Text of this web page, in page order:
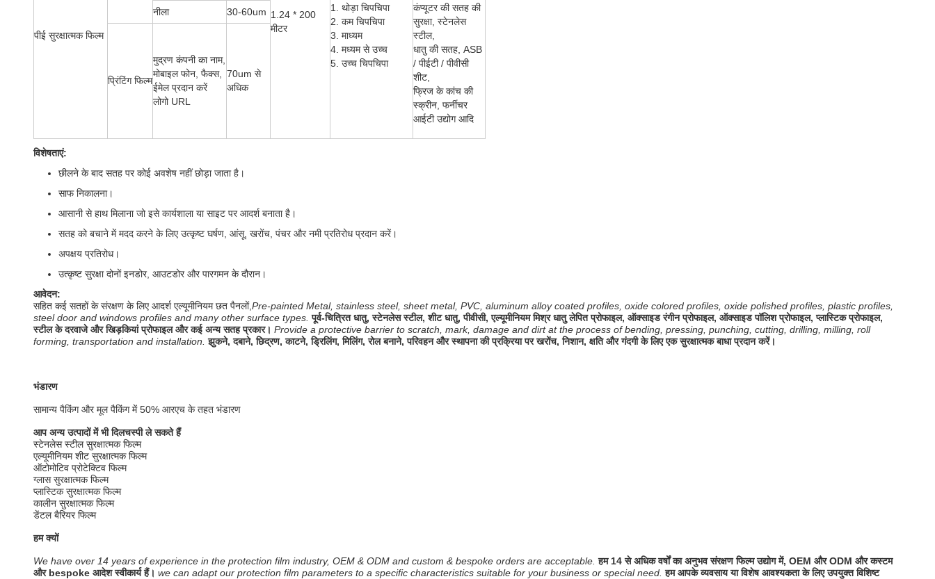
पीई सुरक्षात्मक फिल्म
1.24 * 200
मीटर
1. थोड़ा चिपचिपा
2. कम चिपचिपा
3. माध्यम
4. मध्यम से उच्च
5. उच्च चिपचिपा
कंप्यूटर की सतह की
सुरक्षा, स्टेनलेस
स्टील,
धातु की सतह, ASB
/ पीईटी / पीवीसी
शीट,
फ्रिज के कांच की
स्क्रीन, फर्नीचर
आईटी उद्योग आदि
नीला
30-60um
प्रिंटिंग फिल्म
मुद्रण कंपनी का नाम,
मोबाइल फोन, फैक्स,
ईमेल प्रदान करें
लोगो URL
70um से
अधिक
विशेषताएं:
छीलने के बाद सतह पर कोई अवशेष नहीं छोड़ा जाता है।
साफ निकालना।
आसानी से हाथ मिलाना जो इसे कार्यशाला या साइट पर आदर्श बनाता है।
सतह को बचाने में मदद करने के लिए उत्कृष्ट घर्षण, आंसू, खरोंच, पंचर और नमी प्रतिरोध प्रदान करें।
अपक्षय प्रतिरोध।
उत्कृष्ट सुरक्षा दोनों इनडोर, आउटडोर और पारगमन के दौरान।
आवेदन:
सहित कई सतहों के संरक्षण के लिए आदर्श एल्यूमीनियम छत पैनलों,Pre-painted Metal, stainless steel, sheet metal, PVC, aluminum alloy coated profiles, oxide colored profiles, oxide polished profiles, plastic profiles,
steel door and windows profiles and many other surface types. पूर्व-चित्रित धातु, स्टेनलेस स्टील, शीट धातु, पीवीसी, एल्यूमीनियम मिश्र धातु लेपित प्रोफाइल, ऑक्साइड रंगीन प्रोफाइल, ऑक्साइड पॉलिश प्रोफाइल, प्लास्टिक प्रोफाइल,
स्टील के दरवाजे और खिड़कियां प्रोफाइल और कई अन्य सतह प्रकार। Provide a protective barrier to scratch, mark, damage and dirt at the process of bending, pressing, punching, cutting, drilling, milling, roll
forming, transportation and installation. झुकने, दबाने, छिद्रण, काटने, ड्रिलिंग, मिलिंग, रोल बनाने, परिवहन और स्थापना की प्रक्रिया पर खरोंच, निशान, क्षति और गंदगी के लिए एक सुरक्षात्मक बाधा प्रदान करें।
भंडारण
सामान्य पैकिंग और मूल पैकिंग में 50% आरएच के तहत भंडारण
आप अन्य उत्पादों में भी दिलचस्पी ले सकते हैं
स्टेनलेस स्टील सुरक्षात्मक फिल्म
एल्यूमीनियम शीट सुरक्षात्मक फिल्म
ऑटोमोटिव प्रोटेक्टिव फिल्म
ग्लास सुरक्षात्मक फिल्म
प्लास्टिक सुरक्षात्मक फिल्म
कालीन सुरक्षात्मक फिल्म
डेंटल बैरियर फिल्म
हम क्यों
We have over 14 years of experience in the protection film industry, OEM & ODM and custom & bespoke orders are acceptable. हम 14 से अधिक वर्षों का अनुभव संरक्षण फिल्म उद्योग में, OEM और ODM और कस्टम
और bespoke आदेश स्वीकार्य हैं। we can adapt our protection film parameters to a specific characteristics suitable for your business or special need. हम आपके व्यवसाय या विशेष आवश्यकता के लिए उपयुक्त विशिष्ट